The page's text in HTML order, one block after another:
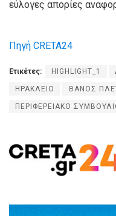
εύλογες απορίες
Πηγή CRETA24
Ετικέτες: HIGHLIGHT_1
ΗΡΑΚΛΕΙΟ ΘΑΝΟΣ
ΠΕΡΙΦΕΡΕΙΑΚΟ